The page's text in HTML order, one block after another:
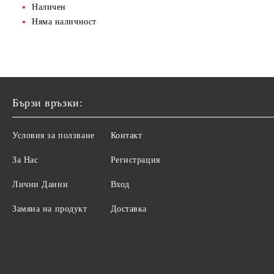
ТЯЛО
ГРИЖА ЗА КРАКА
ХИГИЕНА
Наличен
Няма наличност
Бързи връзки:
Условия за ползване
За Нас
Лични Данни
Замяна на продукт
Контакт
Регистрация
Вход
Доставка